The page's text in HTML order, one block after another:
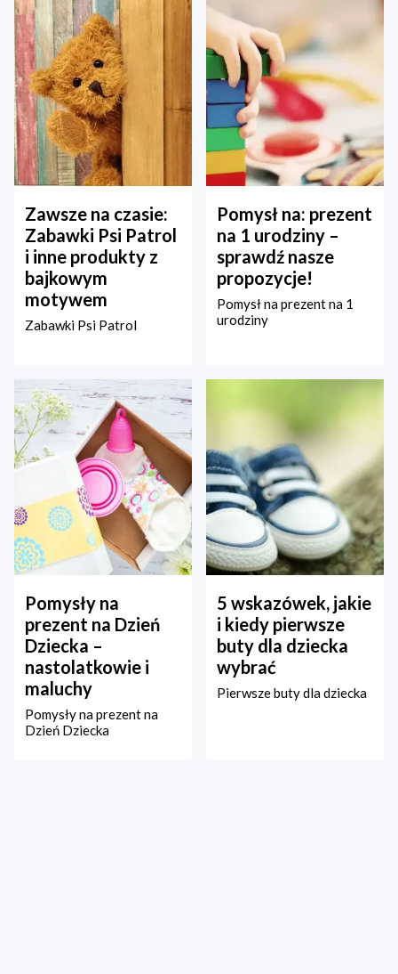
Zawsze na czasie:
Zabawki Psi Patrol
i inne produkty z
bajkowym
motywem
Zabawki Psi Patrol
Pomysł na: prezent
na 1 urodziny –
sprawdź nasze
propozycje!
Pomysł na prezent na 1
urodziny
Pomysły na
prezent na Dzień
Dziecka –
nastolatkowie i
maluchy
Pomysły na prezent na
Dzień Dziecka
5 wskazówek, jakie
i kiedy pierwsze
buty dla dziecka
wybrać
Pierwsze buty dla dziecka